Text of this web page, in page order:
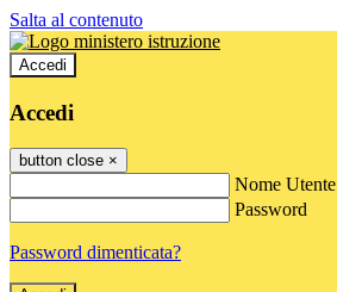
Salta al contenuto
Accedi
Accedi
button close ×
Nome Utente
Password
Password dimenticata?